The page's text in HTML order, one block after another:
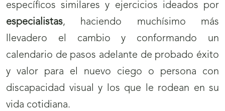
específicos similares y ejercicios ideados por
especialistas, haciendo muchísimo más
llevadero el cambio y conformando un
calendario de pasos adelante de probado éxito
y valor para el nuevo ciego o persona con
discapacidad visual y los que le rodean en su
vida cotidiana.